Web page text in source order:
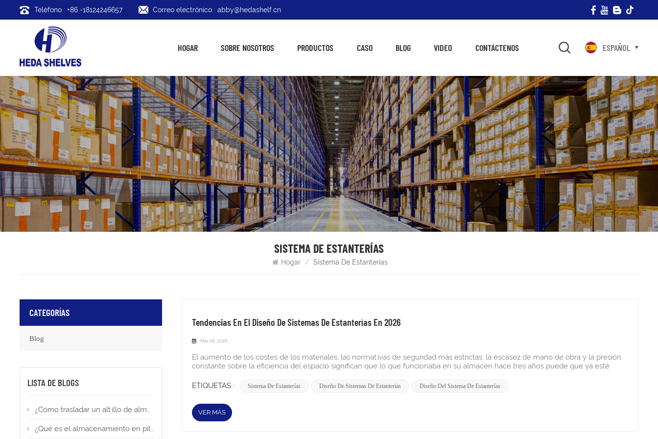
Teléfono : +86 -18124246657 Correo electrónico : abby@hedashelf.cn
HOGAR SOBRE NOSOTROS PRODUCTOS CASO BLOG VIDEO CONTÁCTENOS ESPAÑOL
SISTEMA DE ESTANTERÍAS
Hogar / Sistema De Estanterías
Tendencias En El Diseño De Sistemas De Estanterías En 2026
Mar 06, 2026
El aumento de los costes de los materiales, las normativas de seguridad más estrictas, la escasez de mano de obra y la presión constante sobre la eficiencia del espacio significan que lo que funcionaba en su almacén hace tres años puede que ya esté frenando el crecimiento de su negocio. Esta guía va directo al grano. Para cada una de las siete tendencias en estanterías que marcarán el año 2026, explicamos cuál es el problema real, cómo es la solución práctica y, cuando corresponda, cómo Heda Racking puede ayudarle a lograrlo de forma más rápida y rentable de lo que podría imaginar. ¿Su sistema de estanterías actual sigue siendo adecuado para su propósito?Antes de analizar las novedades, conviene hacerse una pregunta sincera sobre lo que ya se tiene. Muchos sistemas de almacenamiento en funcionamiento hoy en día fueron diseñados para cargas más ligeras, volúmenes de transferencia menores y requisitos de seguridad mucho menos estrictos que los que se exigirán en 2026. Datos para tu proyecto¿Han cambiado los pesos de sus productos o las dimensiones de sus palés desde que se instaló originalmente su sistema de estanterías?¿Ha aumentado significativamente su volumen de producción, lo que significa que hay más movimientos de carretillas elevadoras cerca de los mismos montantes?¿Ha sufrido algún daño por torsión en los últimos 12 meses que haya sido reparado con componentes no originales?¿La señalización de su carga está actualizada, es claramente visible y está calculada correctamente?¿Cuándo fue la última vez que un inspector cualificado realizó una inspección profesional de sus estanterías? Si alguna de estas preguntas te incomodó, es casi seguro que al menos una de las tendencias que se describen a continuación se aplica directamente a tu negocio. Sigue leyendo y toma nota. ¿Qué es lo que motiva esto? Los precios de los terrenos y los alquileres para almacenes están alcanzando niveles récord en la mayoría de los principales mercados industriales del mundo. Los operadores que antes habrían optado por un edificio más grande ahora se ven obligados a sacar el máximo provecho de los que ya poseen. La opción más obvia y rentable es la construcción en altura. Los nuevos perfiles de estanterías y sistemas de conexión de 2026 permiten capacidades de carga significativamente mayores a mayores alturas que los sistemas de hace tan solo cinco años. Los montantes de acero laminado en frío de alta resistencia, los clips de conexión cortados con precisión y los diseños de refuerzo diagonal mejorados significan que sistema de estanterías industriales para palets En un almacén estándar, se puede alcanzar de forma segura una altura de entre 10 y 12 metros, mientras que el límite práctico anterior para muchos operarios era de entre 6 y 8 metros. 7 tendencias en sistemas de estanterías para nuevos almacenes 1. Ve más alto: probablemente estés desperdiciando el 20% de tu edificio. La mayoría de los almacenes disponen de espacio vertical útil que sus estanterías nunca alcanzan. Los modernos postes verticales de alta resistencia ahora alcanzan de forma segura los 10-12 m en edificios estándar, mientras que hace cinco años el límite práctico era de 6-8 m. Cómo hacerlo: Mida la altura libre desde el suelo hasta la obstrucción superior más baja (rociador, viga, conducto).Compárelo con el nivel actual de su viga superior: si hay más de 1,5 m de altura sin utilizar, tiene una oportunidad.Encargue un estudio de carga antes de añadir altura. Un ingeniero debe confirmar que los pilares, anclajes y losa existentes pueden soportar la carga adicional.Añada los niveles de haz de forma gradual; no es necesario reemplazar todo el sistema. 2. Compruebe la capacidad de carga: antes de que su sistema de estanterías lo haga por usted. El peso de los productos está aumentando en casi todos los sectores. Si el peso de sus palés ha cambiado desde la instalación de sus estanterías, es posible que su capacidad nominal ya no sea suficiente, y la sobrecarga progresiva provoca deformaciones mucho antes de que se produzca cualquier colapso visible. Cómo hacerlo: Pese sus 10 palets más pesados ​​y compárelos con la carga de trabajo segura (SWL, por sus siglas en inglés) indicada en la etiqueta de su estantería.Si no encuentra las etiquetas SWL, deténgase. La falta de avisos de carga constituye un incumplimiento de la normativa en la mayoría de los países.Compruebe que todos los componentes de la viga y los montantes sean piezas originales del fabricante. La combinación de componentes diferentes invalida la capacidad nominal.Si las cargas han aumentado, solicite una reevaluación estructural. Reducir la capacidad de la viga es mucho más económico que un colapso. 3. Establezca una rutina de inspección formal. En 2026, la aplicación de las normas de seguridad para los sistemas de estanterías se endurecerá a nivel mundial. En el Reino Unido, la UE, Australia y EE. UU., los operadores están obligados a contar con programas de inspección activos y documentados, y no solo con un certificado de instalación puntual de hace años. Cómo hacerlo: Designar a una Persona Responsable de la Seguridad de las Estanterías (PRRS, por sus siglas en inglés): una persona designada que sea responsable de las inspecciones y los informes de daños.Diariamente: los operarios realizan una inspección visual en busca de daños evidentes por impacto, postes inclinados o bahías sobrecargadas.Mensualmente: PRRS revisa las placas base, los pasadores de conexión de vigas, los anclajes de piso y los avisos de carga.Anualmente: contrate a un inspector de estanterías cualificado para que elabore un informe estructural por escrito con clasificaciones de riesgo.Tras el incidente: cualquier impacto de una carretilla elevadora debe ser evaluado por un profesional antes de que la zona vuelva a estar operativa. 4. Especifique el acabado adecuado para su entorno real. El recubrimiento en polvo estándar para interiores se corroe rápidamente en exteriores, cámaras frigoríficas, zonas costeras y entornos de procesamiento de alimentos. La corrosión es un problema estructural: incluso una ligera oxidación superficial provoca una pérdida de sección considerable que reduce la capacidad de carga. Cómo hacerlo: Almacén interior seco → el recubrimiento en polvo estándar (60–80 micras) es adecuado.Almacenamiento en frío o alta humedad → actualizar a un recubrimiento en polvo de epoxi-poliéster (80–100 micras).Patio exterior cubierto → especificar galvanizado en caliente más recubrimiento de pintura en polvo.En exteriores o zonas costeras → solo galvanizado en caliente; no se depende de la integridad del recubrimiento superficial.Industria química o alimentaria → fijaciones de acero inoxidable y acabado epoxi especializado.Para cualquier estructura exterior, indique a su proveedor la categoría de exposición al viento de su emplazamiento; las estanterías interiores estándar no están diseñadas para soportar cargas de viento. 5. Diseñe su distribución en función de su carretilla elevadora. El diseño de pasillos sin comprobar el radio de giro real de la carretilla elevadora es uno de los errores más comunes y costosos en los almacenes. Incluso una anchura de 200 mm inferior a la necesaria obliga a realizar maniobras incómodas en cada ciclo de recogida, lo que se traduce en miles de horas de productividad perdidas al año. Cómo hacerlo: Obtenga las especificaciones mínimas del pasillo operativo de su fabricante de montacargas antes de finalizar cualquier diseño de estanterías.Las carretillas elevadoras contrapesadas necesitan entre 3500 y 4500 mm. Las carretillas retráctiles necesitan entre 2700 y 3200 mm. Las carretillas elevadoras VNA necesitan entre 1600 y 1900 mm.Ajuste el nivel de la viga superior en función de la altura máxima de elevación nominal de su carretilla elevadora con carga completa, no de su máximo teórico.Comparta el plano de su planta y el modelo de su carretilla elevadora con su proveedor de estanterías. Un buen proveedor diseñará la distribución en función de su equipo sin coste alguno. 6. Reemplace los carriles de entrada con almacenamiento de lanzadera si tiene 4 o más de profundidad. Estanterías de acceso directo El sistema de transporte de palés introduce carretillas elevadoras en el interior de la estructura, lo que constituye la principal causa de daños en las estanterías de cualquier almacén. Si dispone de pasillos con cuatro o más palés de profundidad, un sistema de transporte de palés supone una mayor inversión inicial, pero casi siempre se amortiza en un plazo de 18 a 36 meses gracias a la reducción de los costes de reparación, una mejor rotación de los productos y, en cámaras frigoríficas, un enorme ahorro energético al eliminar las carretillas elevadoras del congelador. Cómo hacerlo: Cuenta los carriles de autoservicio que tengan 4 o más palets de profundidad con el mismo SKU o uno similar. Esa es tu zona objetivo.Comprueba primero los pasillos de tu cámara frigorífica: ahí es donde se consiguen los mayores ahorros en energía y mantenimiento.Decide entre LIFO o FIFO: un sistema de transporte unidireccional es más sencillo y económico; un sistema de transporte bidireccional te ofrece un verdadero sistema de primero en entrar, primero en salir.Solicite un análisis de rentabilidad antes de comprometerse con un proveedor de confianza. Este modelará sus volúmenes de producción, historial de reparaciones y costos de energía para mostrarle el retorno de la inversión real. 7.Deja de usar un diseño genérico. Un diseño de estanterías estándar prefabricado suele dejar sin utilizar entre el 20 % y el 40 % de la capacidad teórica de almacenamiento de un almacén. Configurar la separación entre columnas, la altura de las vigas y la organización de la zona de recogida en función de las dimensiones y pesos reales de sus productos no supone ningún coste adicional; solo requiere un proveedor dispuesto a realizar el trabajo de ingeniería previo. Cómo hacerlo: Antes de solicitar cualquier presupuesto, prepare lo s
ETIQUETAS : Sistema De Estanterías Diseño De Sistemas De Estanterías Diseño Del Sistema De Estanterías
VER MÁS
CATEGORÍAS
Blog
LISTA DE BLOGS
¿Cómo trasladar un altillo de almacén a una nueva ubicación?
¿Qué es el almacenamiento en pilas altas? Tipos, aplicaciones y permisos